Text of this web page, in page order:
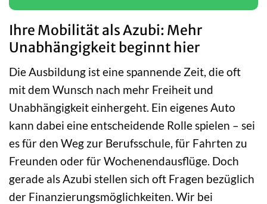
Ihre Mobilität als Azubi: Mehr
Unabhängigkeit beginnt hier
Die Ausbildung ist eine spannende Zeit, die oft
mit dem Wunsch nach mehr Freiheit und
Unabhängigkeit einhergeht. Ein eigenes Auto
kann dabei eine entscheidende Rolle spielen – sei
es für den Weg zur Berufsschule, für Fahrten zu
Freunden oder für Wochenendausflüge. Doch
gerade als Azubi stellen sich oft Fragen bezüglich
der Finanzierungsmöglichkeiten. Wir bei